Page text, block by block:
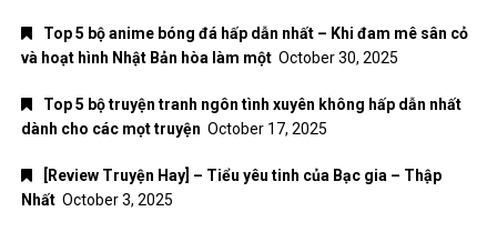
Top 5 bộ anime bóng đá hấp dẫn nhất – Khi đam mê sân cỏ
và hoạt hình Nhật Bản hòa làm một October 30, 2025
Top 5 bộ truyện tranh ngôn tình xuyên không hấp dẫn nhất
dành cho các mọt truyện October 17, 2025
[Review Truyện Hay] – Tiểu yêu tinh của Bạc gia – Thập
Nhất October 3, 2025